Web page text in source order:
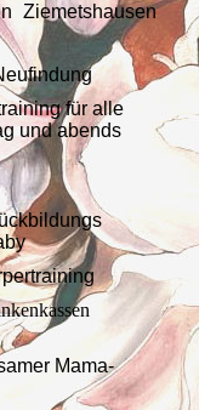
Ziemetshausen
für alle
und abends
Mama-